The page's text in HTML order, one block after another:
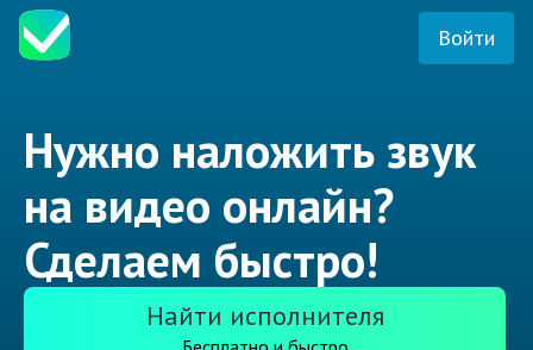
Войти
Нужно наложить звук
на видео онлайн?
Сделаем быстро!
Найти исполнителя